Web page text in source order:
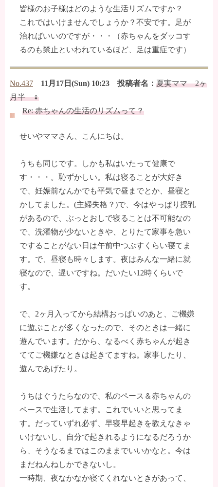
皆様のお子様はどのような生活リズムですか？
これではいけませんでしょうか？不安です。足が
治ればいいのですが・・・（赤ちゃんをダッコす
るのも禁止といわれているほど、足は重症です）
No.437 11月17日(Sun) 10:23 投稿者名： 夏実ママ 2ヶ
月半 ♀
Re: 赤ちゃんの生活のリズムって？
せいやママさん、こんにちは。
うちも同じです。しかも私はいたって健康で
す・・・。恥ずかしい。私は寝ることが大好き
で、妊娠前なんかでも平気で昼までとか、昼寝と
かしてました。(主婦失格？)で、今はやっぱり授乳
があるので、ぶっとおしで寝ることは不可能なの
で、洗濯物が少ないときや、とりたて家事を急い
ですることがない日は午前中つぶすくらい寝てま
す。で、昼寝も時々します。夜はみんな一緒に就
寝なので、遅いですね。だいたい12時くらいで
す。
で、2ヶ月入ってから結構おっぱいのあと、ご機嫌
に遊ぶことが多くなったので、そのときは一緒に
遊んでいます。だから、なるべく赤ちゃんが起き
ててご機嫌なときは起きてますね。家事したり、
遊んであげたり。
うちはぐうたらなので、私のペース＆赤ちゃんの
ペースで生活してます。これでいいと思ってま
す。だっていずれ必ず、早寝早起きを教えなきゃ
いけないし、自分で起きれるようになるだろうか
ら、そうなるまではこのままでいいかなと。今は
まだねんねしかできないし。
一時期、夜なかなか寝てくれないときがあって、